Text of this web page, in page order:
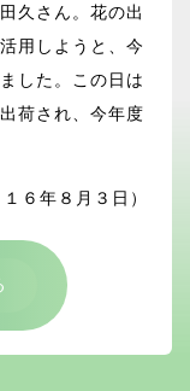
久さん。花の出
用しようと、今
した。この日は
荷され、今年度
１６年８月３日）